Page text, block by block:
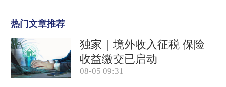
热门文章推荐
独家｜境外收入征税 保险
收益缴交已启动
08-05 09:31